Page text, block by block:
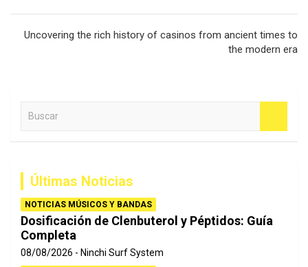
entradas
Uncovering the rich history of casinos from ancient times to
the modern era
Últimas Noticias
NOTICIAS MÚSICOS Y BANDAS
Dosificación de Clenbuterol y Péptidos: Guía
Completa
08/08/2026 Ninchi Surf System